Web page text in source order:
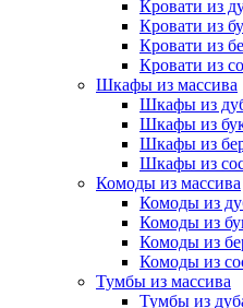
Кровати из
Кровати из
Кровати из
Кровати из
Шкафы из массива
Шкафы из
Шкафы из
Шкафы из
Шкафы из
Комоды из массива
Комоды из
Комоды из
Комоды из
Комоды из
Тумбы из массива
Тумбы из